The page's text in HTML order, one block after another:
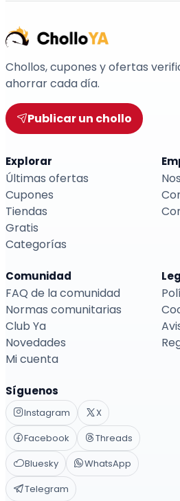
Chollos, cupones y ofertas
ahorrar cada día.
Publicar un chollo
Explorar
Últimas ofertas
Cupones
Tiendas
Gratis
Categorías
Comunidad
FAQ de la comunidad
Normas comunitarias
Club Ya
Novedades
Mi cuenta
Síguenos
Instagram
X
Facebook
Threads
Bluesky
WhatsApp
Telegram